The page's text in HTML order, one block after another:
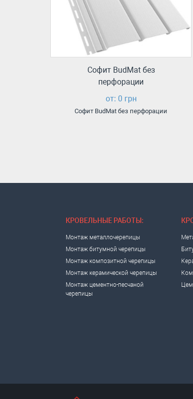
Софит BudMat без
перфорации
от: 0 грн
Софит BudMat без перфорации
КРОВЕЛЬНЫЕ РАБОТЫ:
Монтаж металлочерепицы
Монтаж битумной черепицы
Монтаж композитной черепицы
Монтаж керамической черепицы
Монтаж цементно-песчаной
черепицы